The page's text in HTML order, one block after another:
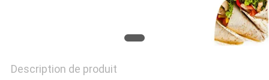
Description de produit